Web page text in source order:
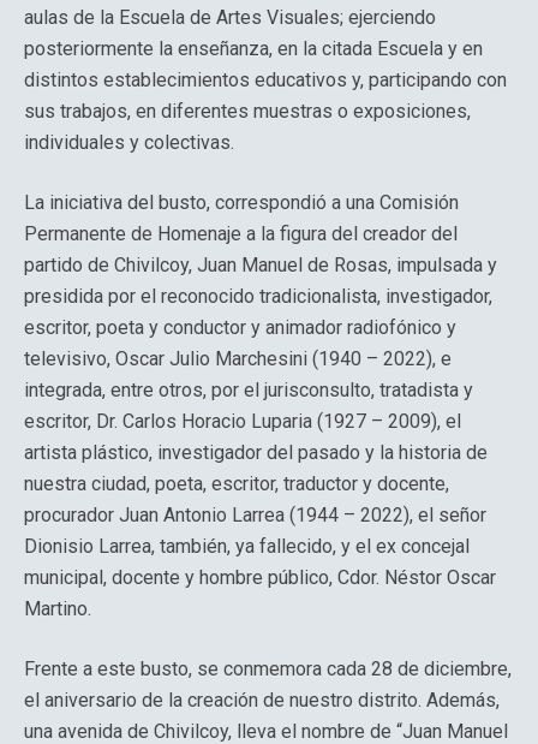
aulas de la Escuela de Artes Visuales; ejerciendo
posteriormente la enseñanza, en la citada Escuela y en
distintos establecimientos educativos y, participando con
sus trabajos, en diferentes muestras o exposiciones,
individuales y colectivas.
La iniciativa del busto, correspondió a una Comisión
Permanente de Homenaje a la figura del creador del
partido de Chivilcoy, Juan Manuel de Rosas, impulsada y
presidida por el reconocido tradicionalista, investigador,
escritor, poeta y conductor y animador radiofónico y
televisivo, Oscar Julio Marchesini (1940 – 2022), e
integrada, entre otros, por el jurisconsulto, tratadista y
escritor, Dr. Carlos Horacio Luparia (1927 – 2009), el
artista plástico, investigador del pasado y la historia de
nuestra ciudad, poeta, escritor, traductor y docente,
procurador Juan Antonio Larrea (1944 – 2022), el señor
Dionisio Larrea, también, ya fallecido, y el ex concejal
municipal, docente y hombre público, Cdor. Néstor Oscar
Martino.
Frente a este busto, se conmemora cada 28 de diciembre,
el aniversario de la creación de nuestro distrito. Además,
una avenida de Chivilcoy, lleva el nombre de “Juan Manuel